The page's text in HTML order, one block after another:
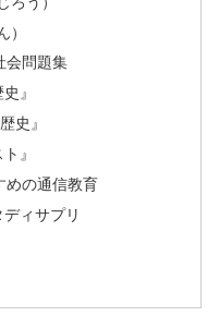
会問題集
』
史』
』
めの通信教育
ィサプリ